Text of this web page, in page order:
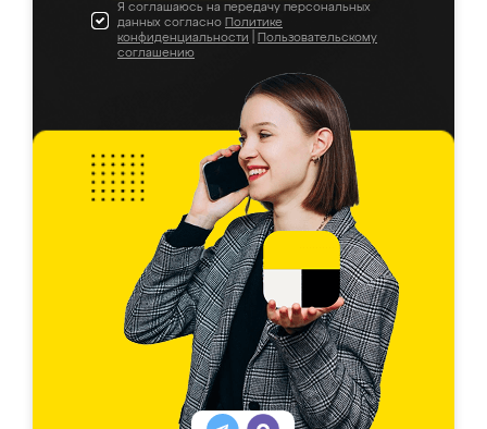
Я соглашаюсь на передачу персональных
данных согласно Политике
конфиденциальности
Пользовательскому
соглашению